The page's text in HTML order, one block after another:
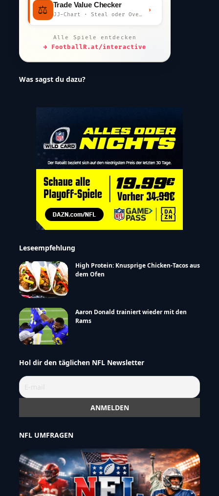
⚖️ Trade Value Checker
JJ-Chart · Steal oder Overpay?
›
Alle Spiele entdecken
→ FootballR.at/interactive
Was sagst du dazu?
Leseempfehlung
High Protein: Knusprige Chicken-Tacos aus
dem Ofen
Aaron Donald trainiert wieder mit den
Rams
Hol dir den täglichen NFL Newsletter
NFL UMFRAGEN